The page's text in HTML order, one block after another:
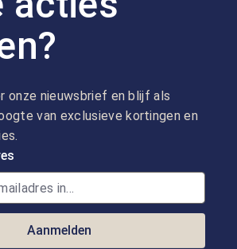
onze nieuwsbrief en blijf als
van exclusieve kortingen en
Aanmelden